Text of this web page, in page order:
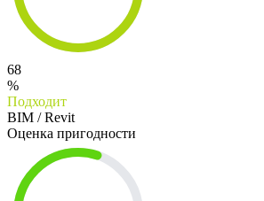
68
%
Подходит
BIM / Revit
Оценка пригодности